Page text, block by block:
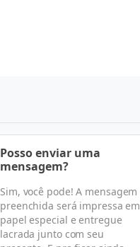
Posso enviar uma
mensagem?
Sim, você pode! A mensagem
preenchida será impressa em
papel especial e entregue
lacrada junto com seu